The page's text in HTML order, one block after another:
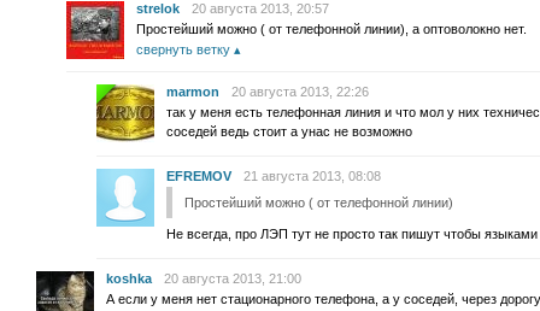
strelok
20 августа 2013, 20:57
Простейший можно ( от телефонной линии), а оптоволокно нет.
свернуть ветку
marmon
20 августа 2013, 22:26
так у меня есть телефонная линия и что мол у них
соседей ведь стоит а унас не возможно
EFREMOV
21 августа 2013, 08:08
Простейший можно ( от телефонной линии)
Не всегда, про ЛЭП тут не просто так пишут чтобы языками
koshka
20 августа 2013, 21:00
А если у меня нет стационарного телефона, а у соседей, через